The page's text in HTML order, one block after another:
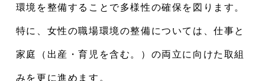
環境を整備することで多様性の確保を図ります。
特に、女性の職場環境の整備については、仕事と
家庭（出産・育児を含む。）の両立に向けた取組
みを更に進めます。